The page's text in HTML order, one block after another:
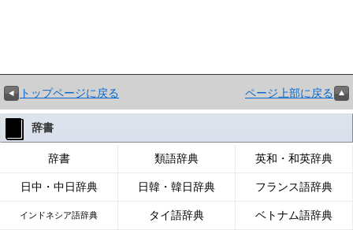
トップページに戻る ページ上部に戻る
辞書
辞書 類語辞典 英和・和英辞典
日中・中日辞典 日韓・韓日辞典 フランス語辞典
インドネシア語辞典 タイ語辞典 ベトナム語辞典